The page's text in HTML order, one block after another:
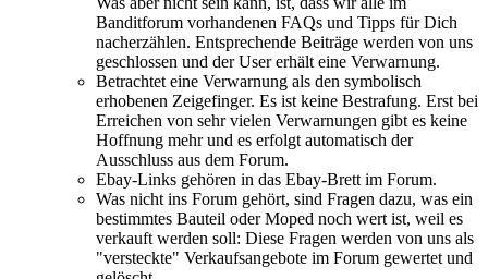
Banditforum vorhandenen FAQs und Tipps für Dich
nacherzählen. Entsprechende Beiträge werden von uns
geschlossen und der User erhält eine Verwarnung.
Betrachtet eine Verwarnung als den symbolisch
erhobenen Zeigefinger. Es ist keine Bestrafung. Erst bei
Erreichen von sehr vielen Verwarnungen gibt es keine
Hoffnung mehr und es erfolgt automatisch der
Ausschluss aus dem Forum.
Ebay-Links gehören in das Ebay-Brett im Forum.
Was nicht ins Forum gehört, sind Fragen dazu, was ein
bestimmtes Bauteil oder Moped noch wert ist, weil es
verkauft werden soll: Diese Fragen werden von uns als
"versteckte" Verkaufsangebote im Forum gewertet und